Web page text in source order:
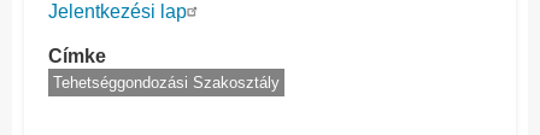
Jelentkezési lap
Címke
Tehetséggondozási Szakosztály